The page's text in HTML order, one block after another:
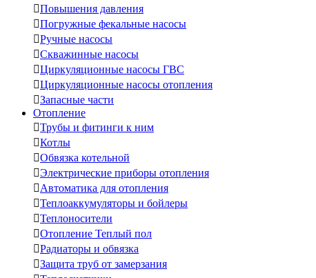
Повышения давления
Погружные фекальные насосы
Ручные насосы
Скважинные насосы
Циркуляционные насосы ГВС
Циркуляционные насосы отопления
Запасные части
Отопление
Трубы и фитинги к ним
Котлы
Обвязка котельной
Электрические приборы отопления
Автоматика для отопления
Теплоаккумуляторы и бойлеры
Теплоносители
Отопление Теплый пол
Радиаторы и обвязка
Защита труб от замерзания